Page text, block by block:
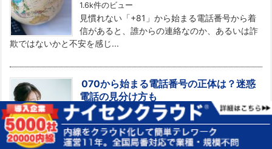
1.6k件のビュー
見慣れない「+81」から始まる電話番号から着
信があると、誰からの連絡なのか、あるいは詐
欺ではないかと不安を感じ...
070から始まる電話番号の正体は？迷惑
電話の見分け方も
1.1k件のビュー
070で始まる電話番号から着信があり、出てみ
たら迷惑電話だったという経験をしたことがあ